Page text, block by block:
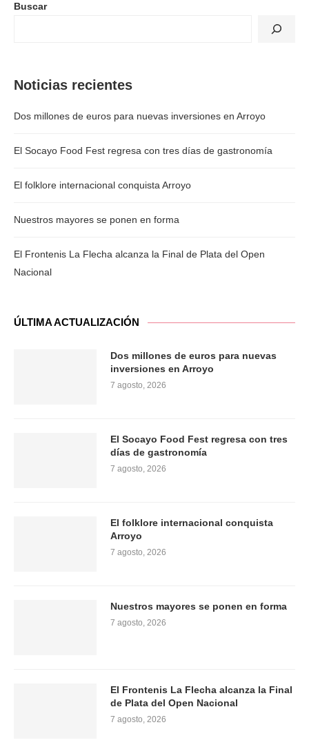
Buscar
Noticias recientes
Dos millones de euros para nuevas inversiones en Arroyo
El Socayo Food Fest regresa con tres días de gastronomía
El folklore internacional conquista Arroyo
Nuestros mayores se ponen en forma
El Frontenis La Flecha alcanza la Final de Plata del Open
Nacional
ÚLTIMA ACTUALIZACIÓN
Dos millones de euros para nuevas
inversiones en Arroyo
7 agosto, 2026
El Socayo Food Fest regresa con tres
días de gastronomía
7 agosto, 2026
El folklore internacional conquista
Arroyo
7 agosto, 2026
Nuestros mayores se ponen en forma
7 agosto, 2026
El Frontenis La Flecha alcanza la Final
de Plata del Open Nacional
7 agosto, 2026